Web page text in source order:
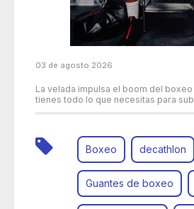
03 de agosto 2026
La velada impulsa el boom del
tienes todo lo que necesitas para
Boxeo decathlon
Guantes de boxeo